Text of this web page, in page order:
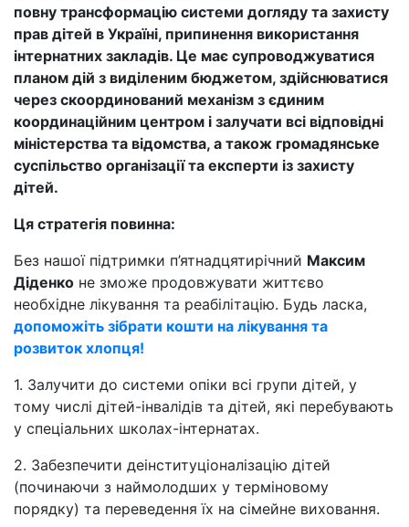
повну трансформацію системи догляду та захисту
прав дітей в Україні, припинення використання
інтернатних закладів. Це має супроводжуватися
планом дій з виділеним бюджетом, здійснюватися
через скоординований механізм з єдиним
координаційним центром і залучати всі відповідні
міністерства та відомства, а також громадянське
суспільство організації та експерти із захисту
дітей.
Ця стратегія повинна:
Без нашої підтримки п’ятнадцятирічний Максим
Діденко не зможе продовжувати життєво
необхідне лікування та реабілітацію. Будь ласка,
допоможіть зібрати кошти на лікування та
розвиток хлопця!
1. Залучити до системи опіки всі групи дітей, у
тому числі дітей-інвалідів та дітей, які перебувають
у спеціальних школах-інтернатах.
2. Забезпечити деінституціоналізацію дітей
(починаючи з наймолодших у терміновому
порядку) та переведення їх на сімейне виховання.